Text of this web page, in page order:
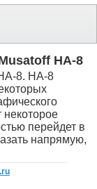
HA-8
8. НА-8
перейдет в
напрямую,